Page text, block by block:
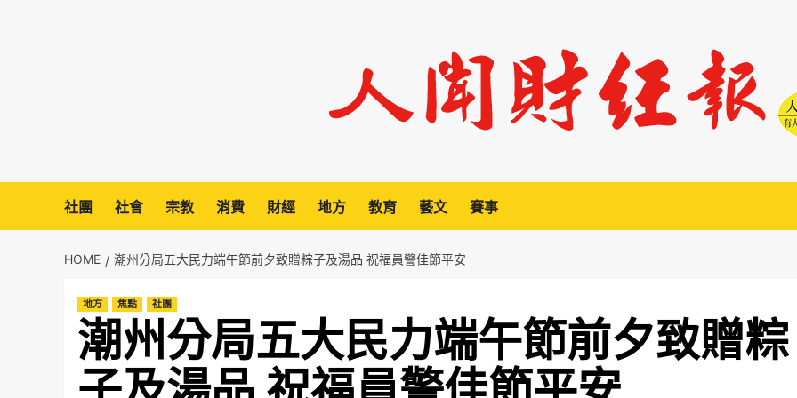
社團 社會 宗教 消費 財經 地方 教育 藝文 賽事
HOME 潮州分局五大民力端午節前夕致贈粽子及湯品 祝福員警佳節平安
地方 焦點 社團
潮州分局五大民力端午節前夕致贈粽